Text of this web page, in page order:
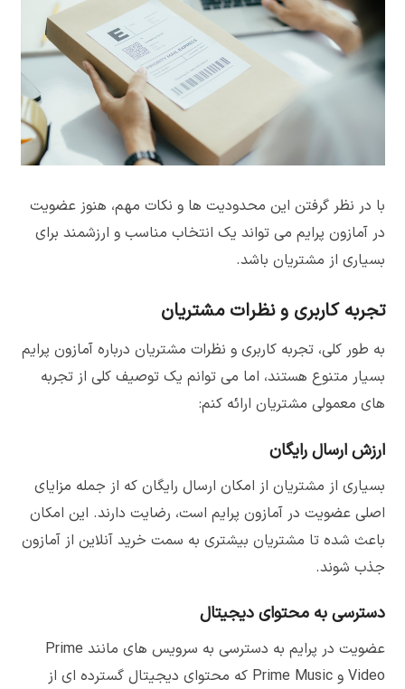
با در نظر گرفتن این محدودیت ها و نکات مهم، هنوز عضویت
در آمازون پرایم می تواند یک انتخاب مناسب و ارزشمند برای
بسیاری از مشتریان باشد.
تجربه کاربری و نظرات مشتریان
به طور کلی، تجربه کاربری و نظرات مشتریان درباره آمازون پرایم
بسیار متنوع هستند، اما می توانم یک توصیف کلی از تجربه
های معمولی مشتریان ارائه کنم:
ارزش ارسال رایگان
بسیاری از مشتریان از امکان ارسال رایگان که از جمله مزایای
اصلی عضویت در آمازون پرایم است، رضایت دارند. این امکان
باعث شده تا مشتریان بیشتری به سمت خرید آنلاین از آمازون
جذب شوند.
دسترسی به محتوای دیجیتال
عضویت در پرایم به دسترسی به سرویس های مانند Prime
Video و Prime Music که محتوای دیجیتال گسترده ای از